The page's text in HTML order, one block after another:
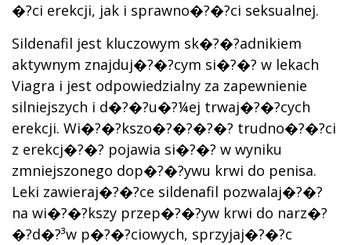
�?ci erekcji, jak i sprawno�?�?ci seksualnej.
Sildenafil jest kluczowym sk�?�?adnikiem
aktywnym znajduj�?�?cym si�?�? w lekach
Viagra i jest odpowiedzialny za zapewnienie
silniejszych i d�?�?u�?¼ej trwaj�?�?cych
erekcji. Wi�?�?kszo�?�?�?�? trudno�?�?ci
z erekcj�?�? pojawia si�?�? w wyniku
zmniejszonego dop�?�?ywu krwi do penisa.
Leki zawieraj�?�?ce sildenafil pozwalaj�?�?
na wi�?�?kszy przep�?�?yw krwi do narz�?
�?d�?³w p�?�?ciowych, sprzyjaj�?�?c